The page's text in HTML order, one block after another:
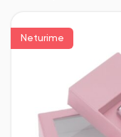
Neturime